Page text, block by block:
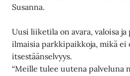
Susanna.
Uusi liiketila on avara, valoisa
ilmaisia parkkipaikkoja, mikä ei
itsestäänselvyys.
“Meille tulee uutena palveluna